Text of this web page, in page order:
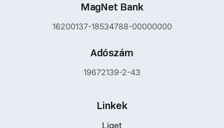
MagNet Bank
16200137-18534788-00000000
Adószám
19672139-2-43
Linkek
Liget